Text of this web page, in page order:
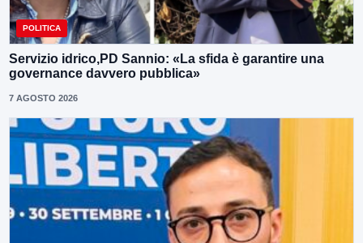
POLITICA
Servizio idrico,PD Sannio: «La sfida è garantire una
governance davvero pubblica»
7 AGOSTO 2026